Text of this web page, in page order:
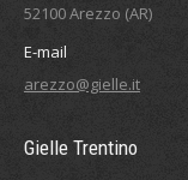
52100 Arezzo (AR)
E-mail
arezzo@gielle.it
Gielle Trentino